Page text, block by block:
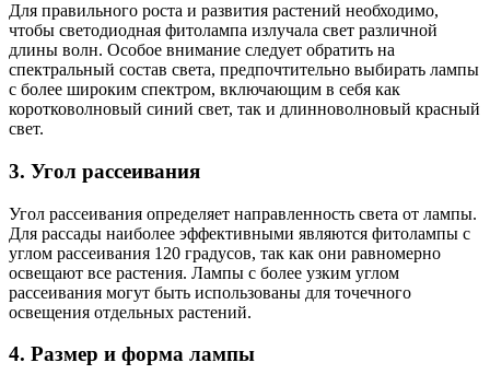
Для правильного роста и развития растений необходимо,
чтобы светодиодная фитолампа излучала свет различной
длины волн. Особое внимание следует обратить на
спектральный состав света, предпочтительно выбирать лампы
с более широким спектром, включающим в себя как
коротковолновый синий свет, так и длинноволновый красный
свет.
3. Угол рассеивания
Угол рассеивания определяет направленность света от лампы.
Для рассады наиболее эффективными являются фитолампы с
углом рассеивания 120 градусов, так как они равномерно
освещают все растения. Лампы с более узким углом
рассеивания могут быть использованы для точечного
освещения отдельных растений.
4. Размер и форма лампы